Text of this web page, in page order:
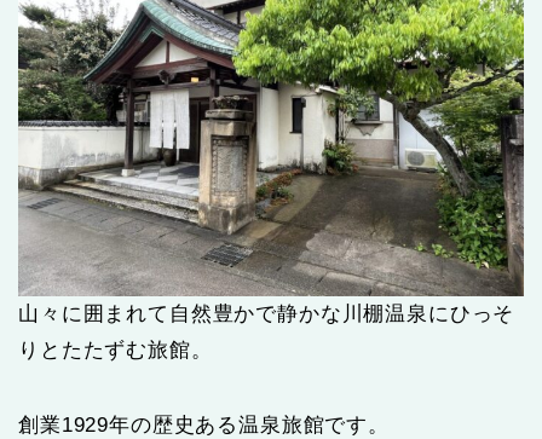
山々に囲まれて自然豊かで静かな川棚温泉にひっそ
りとたたずむ旅館。
創業1929年の歴史ある温泉旅館です。